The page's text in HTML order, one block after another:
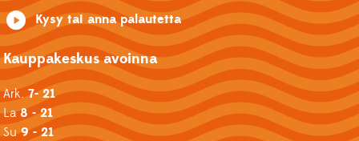
Kysy tai anna palautetta
Kauppakeskus avoinna
Ark.7- 21
La8 - 21
Su9 - 21